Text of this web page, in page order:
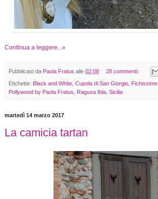
Continua a leggere...»
Pubblicato da Paola Fratus alle 02:08 28 commenti:
Etichette: Black and White Cupola di San Giorgio Fichissime
Pollywood by Paola Fratus
Ragusa Ibla Sicilia
martedì 14 marzo 2017
La camicia tartan